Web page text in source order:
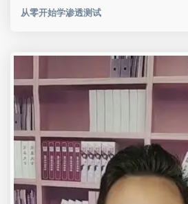
从零开始学渗透测试